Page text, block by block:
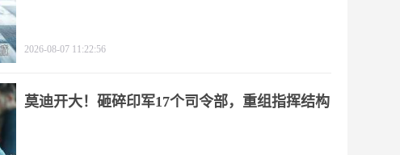
2026-08-07 11:22:56
莫迪开大！砸碎印军17个司令部，重组指挥结构